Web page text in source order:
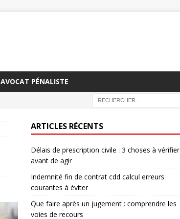
AVOCAT PÉNALISTE
ARTICLES RÉCENTS
Délais de prescription civile : 3 choses à vérifier
avant de agir
Indemnité fin de contrat cdd calcul erreurs
courantes à éviter
Que faire après un jugement : comprendre les
voies de recours